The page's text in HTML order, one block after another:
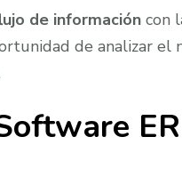
de información con
de analizar el